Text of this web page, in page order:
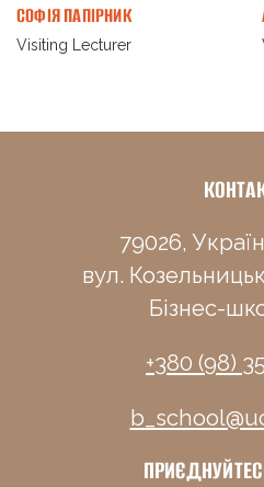
СОФІЯ ПАПІРНИК
Visiting Lecturer
79026,
вул.
Бізнес-
+380 (98)